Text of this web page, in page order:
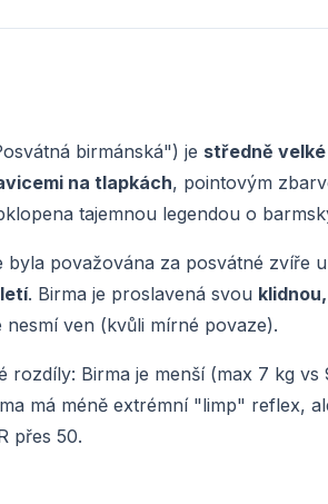
birmánská") je středně
na tlapkách, pointovým
tajemnou legendou o
byla považována za posvátné zvíře
. Birma je proslavená svou
nesmí ven (kvůli mírné povaze).
rozdíly: Birma je menší (max 7 kg vs
má méně extrémní "limp" reflex,
přes 50.